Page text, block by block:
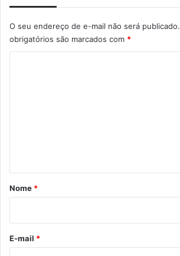
O seu endereço de e-mail não será publicado.
obrigatórios são marcados com *
r
*
Nome *
E-mail *